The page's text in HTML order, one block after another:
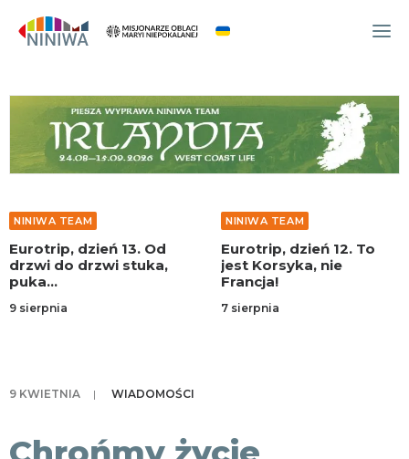
WYDARZENIA
O NAS
WSPÓLNOTA
NINIWA TEAM
FESTIWAL ŻYCIA
WOLONTARIAT
AKTUALNOŚCI
NINIWA TEAM
Eurotrip, dzień 12. To
jest Korsyka, nie
Francja!
7 sierpnia
NINIWA TEAM
Eurotrip, dzień 11. Byle
do morza
7 sierpnia
9 KWIETNIA | WIADOMOŚCI